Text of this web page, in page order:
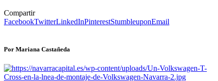
Compartir
FacebookTwitterLinkedInPinterestStumbleuponEmail
Por Mariana Castañeda